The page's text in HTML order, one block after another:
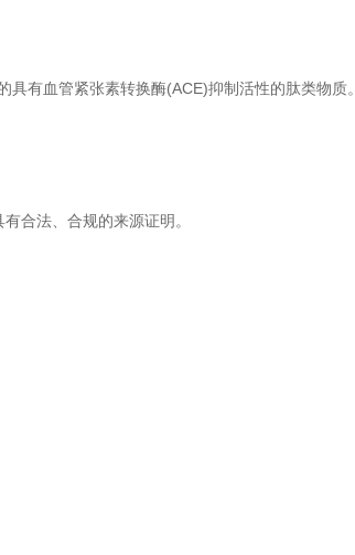
有血管紧张素转换酶(ACE)抑制活性的肽类物质。
合法、合规的来源证明。